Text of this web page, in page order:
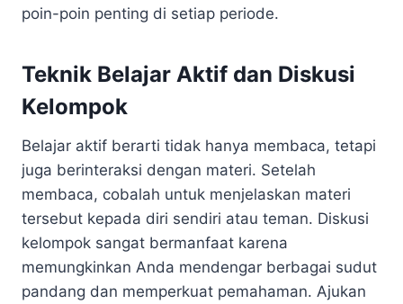
poin-poin penting di setiap periode.
Teknik Belajar Aktif dan Diskusi
Kelompok
Belajar aktif berarti tidak hanya membaca, tetapi
juga berinteraksi dengan materi. Setelah
membaca, cobalah untuk menjelaskan materi
tersebut kepada diri sendiri atau teman. Diskusi
kelompok sangat bermanfaat karena
memungkinkan Anda mendengar berbagai sudut
pandang dan memperkuat pemahaman. Ajukan